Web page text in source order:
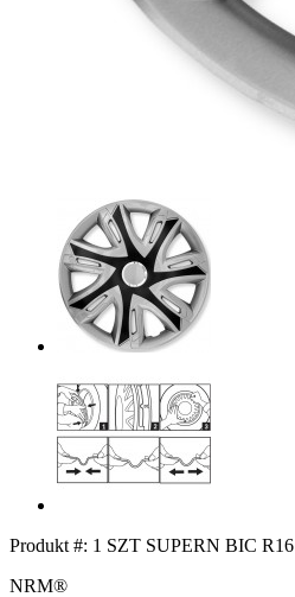
Produkt #: 1 SZT SUPERN BIC R16
NRM®